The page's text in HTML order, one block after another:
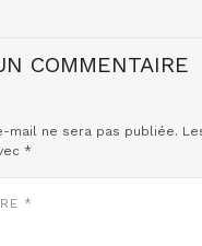
COMMENTAIRE
mail ne sera pas publiée.
*